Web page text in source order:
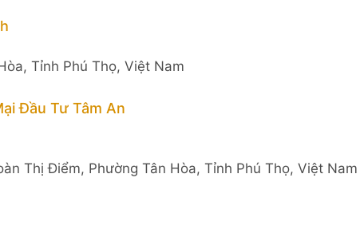
Tỉnh Phú Thọ, Việt Nam
Đầu Tư Tâm An
Thị Điểm, Phường Tân Hòa, Tỉnh Phú Thọ, Việt Nam